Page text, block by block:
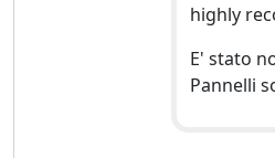
highly
E' stato
Pannelli